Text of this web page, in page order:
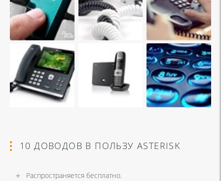
10 ДОВОДОВ В ПОЛЬЗУ ASTERISK
Распространяется бесплатно.